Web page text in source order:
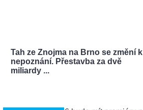
Tah ze Znojma na Brno se změní k
nepoznání. Přestavba za dvě
miliardy ...